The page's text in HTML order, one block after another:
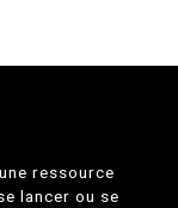
ressource
lancer ou se